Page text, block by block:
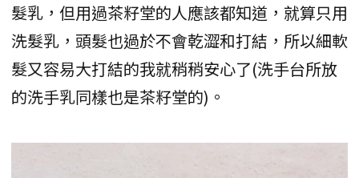
髮乳，但用過茶籽堂的人應該都知道，就算只用
洗髮乳，頭髮也過於不會乾澀和打結，所以細軟
髮又容易大打結的我就稍稍安心了(洗手台所放
的洗手乳同樣也是茶籽堂的)。